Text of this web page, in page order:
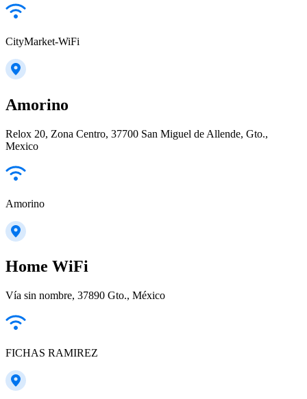
CityMarket-WiFi
Amorino
Relox 20, Zona Centro, 37700 San Miguel de Allende, Gto.,
Mexico
Amorino
Home WiFi
Vía sin nombre, 37890 Gto., México
FICHAS RAMIREZ